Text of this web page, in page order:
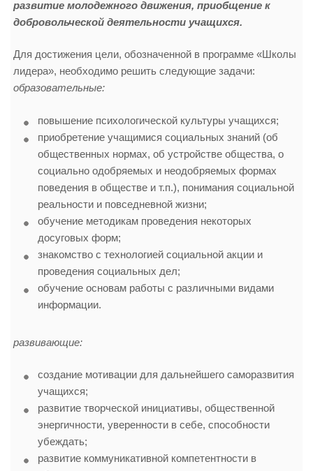
развитие молодежного движения, приобщение к
добровольческой деятельности учащихся.
Для достижения цели, обозначенной в программе «Школы
лидера», необходимо решить следующие задачи:
образовательные:
повышение психологической культуры учащихся;
приобретение учащимися социальных знаний (об
общественных нормах, об устройстве общества, о
социально одобряемых и неодобряемых формах
поведения в обществе и т.п.), понимания социальной
реальности и повседневной жизни;
обучение методикам проведения некоторых
досуговых форм;
знакомство с технологией социальной акции и
проведения социальных дел;
обучение основам работы с различными видами
информации.
развивающие:
создание мотивации для дальнейшего саморазвития
учащихся;
развитие творческой инициативы, общественной
энергичности, уверенности в себе, способности
убеждать;
развитие коммуникативной компетентности в